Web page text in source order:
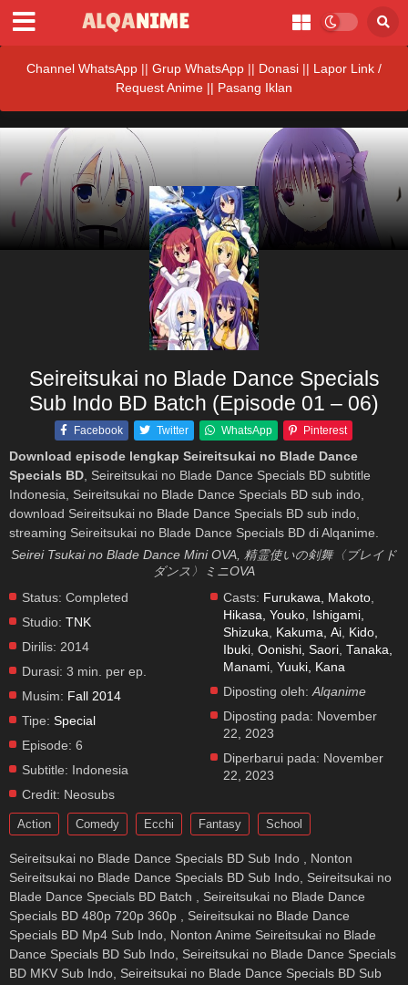
Channel WhatsApp || Grup WhatsApp || Donasi || Lapor Link /
Request Anime || Pasang Iklan
Seireitsukai no Blade Dance Specials
Sub Indo BD Batch (Episode 01 – 06)
Facebook Twitter WhatsApp Pinterest
Download episode lengkap Seireitsukai no Blade Dance
Specials BD, Seireitsukai no Blade Dance Specials BD subtitle
Indonesia, Seireitsukai no Blade Dance Specials BD sub indo,
download Seireitsukai no Blade Dance Specials BD sub indo,
streaming Seireitsukai no Blade Dance Specials BD di Alqanime.
Seirei Tsukai no Blade Dance Mini OVA, 精霊使いの剣舞〈ブレイド
ダンス〉ミニOVA
Status: Completed
Studio: TNK
Dirilis: 2014
Durasi: 3 min. per ep.
Musim: Fall 2014
Tipe: Special
Episode: 6
Subtitle: Indonesia
Credit: Neosubs
Casts: Furukawa, Makoto,
Hikasa, Youko, Ishigami,
Shizuka, Kakuma, Ai, Kido,
Ibuki,Oonishi, Saori,Tanaka,
Manami,Yuuki, Kana
Diposting oleh: Alqanime
Diposting pada: November
22, 2023
Diperbarui pada: November
22, 2023
Action Comedy Ecchi Fantasy School
Seireitsukai no Blade Dance Specials BD Sub Indo , Nonton
Seireitsukai no Blade Dance Specials BD Sub Indo, Seireitsukai no
Blade Dance Specials BD Batch , Seireitsukai no Blade Dance
Specials BD 480p 720p 360p , Seireitsukai no Blade Dance
Specials BD Mp4 Sub Indo, Nonton Anime Seireitsukai no Blade
Dance Specials BD Sub Indo, Seireitsukai no Blade Dance Specials
BD MKV Sub Indo, Seireitsukai no Blade Dance Specials BD Sub